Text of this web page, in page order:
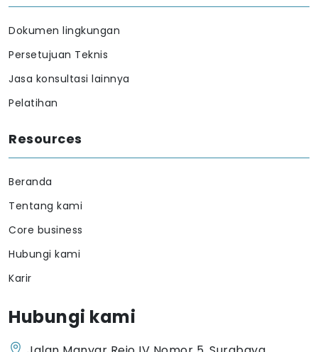
Hubungi kami
Dokumen lingkungan
Persetujuan Teknis
Jasa konsultasi lainnya
Pelatihan
Resources
Beranda
Tentang kami
Core business
Hubungi kami
Karir